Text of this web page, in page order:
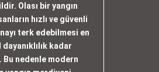
Olası bir yangın
hızlı ve güvenli
terk edebilmesi en
dayanıklılık kadar
Bu nedenle modern